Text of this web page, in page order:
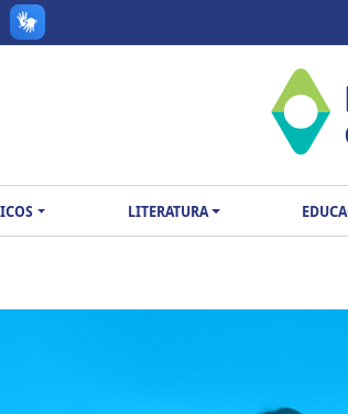
LITERATURA